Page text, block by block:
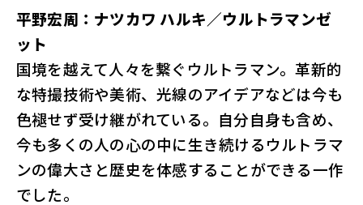
平野宏周：ナツカワ ハルキ／ウルトラマンゼ
ット
国境を越えて人々を繋ぐウルトラマン。革新的
な特撮技術や美術、光線のアイデアなどは今も
色褪せず受け継がれている。自分自身も含め、
今も多くの人の心の中に生き続けるウルトラマ
ンの偉大さと歴史を体感することができる一作
でした。